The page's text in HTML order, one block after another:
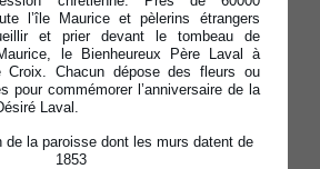
l’île Maurice et pèlerins étrangers
et prier devant le tombeau de
le Bienheureux Père Laval à
Croix. Chacun dépose des fleurs ou
pour commémorer l’anniversaire de la
Laval.
de la paroisse dont les murs datent de
1853